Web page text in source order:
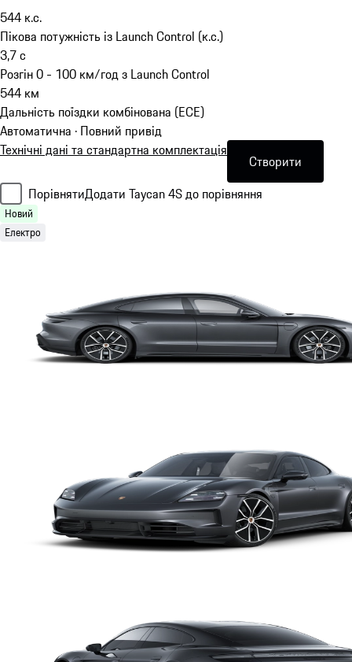
544 к.с.
Пікова потужність із Launch Control (к.с.)
3,7с
Розгін 0 - 100 км/год з Launch Control
544 км
Дальність поїздки комбінована (ECE)
Автоматична · Повний привід
Технічні дані та стандартна комплектація
Створити
ПорівнятиДодати Taycan 4S до порівняння
Новий
Електро